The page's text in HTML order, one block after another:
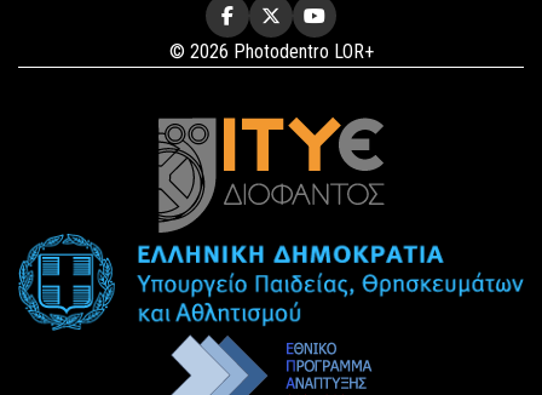
© 2026 Photodentro LOR+